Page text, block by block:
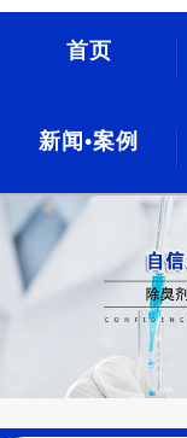
首页
新闻•案例